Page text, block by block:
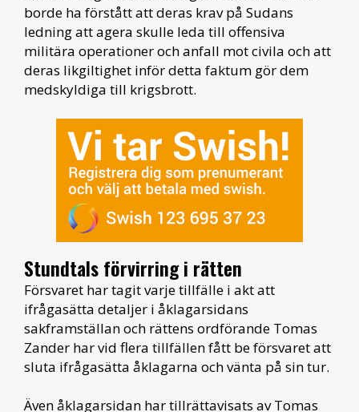
borde ha förstått att deras krav på Sudans
ledning att agera skulle leda till offensiva
militära operationer och anfall mot civila och att
deras likgiltighet inför detta faktum gör dem
medskyldiga till krigsbrott.
Stundtals förvirring i rätten
Försvaret har tagit varje tillfälle i akt att
ifrågasätta detaljer i åklagarsidans
sakframställan och rättens ordförande Tomas
Zander har vid flera tillfällen fått be försvaret att
sluta ifrågasätta åklagarna och vänta på sin tur.
Även åklagarsidan har tillrättavisats av Tomas